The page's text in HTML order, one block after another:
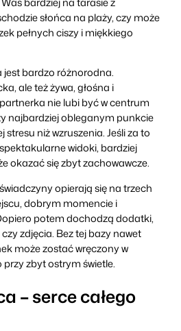
słońca na plaży, czy może
pełnych ciszy i miękkiego
jest bardzo różnorodna.
ale też żywa, głośna i
nie lubi być w centrum
najbardziej obleganym punkcie
niż wzruszenia. Jeśli za to
widoki, bardziej
okazać się zbyt zachowawcze.
opierają się na trzech
dobrym momencie i
potem dochodzą dodatki,
zdjęcia. Bez tej bazy nawet
może zostać wręczony w
przy zbyt ostrym świetle.
– serce całego